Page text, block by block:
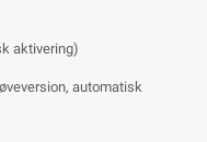
aktivering)
automatisk